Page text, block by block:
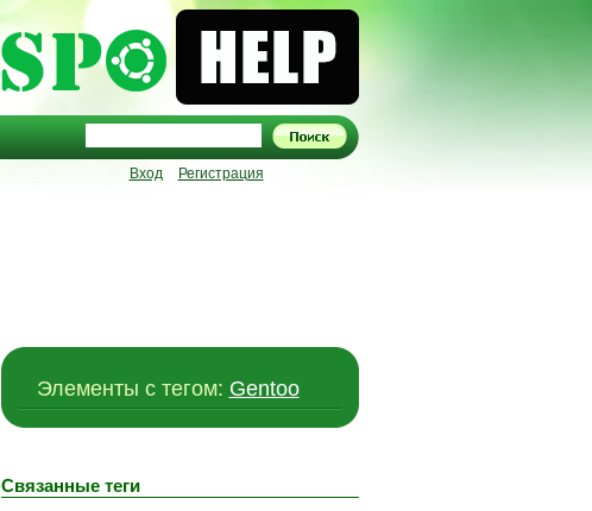
Вход Регистрация
Элементы c тегом: Gentoo
Связанные теги